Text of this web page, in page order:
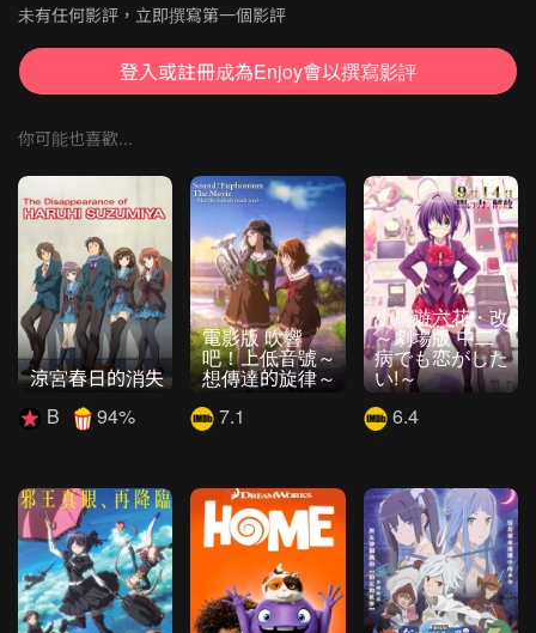
未有任何影評，立即撰寫第一個影評
登入或註冊成為Enjoy會以撰寫影評
你可能也喜歡...
涼宮春日的消失
B
94%
電影版 吹響
吧！上低音號～
想傳達的旋律～
7.1
小鳥遊六花・改
～劇場版 中二
病でも恋がした
い!～
6.4